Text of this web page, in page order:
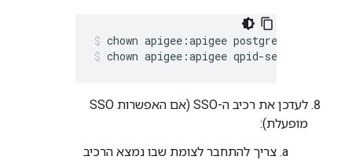
chown apigee:apigee qpid-
לעדכן את רכיב ה-SSO (אם האפשרות SSO
מופעלת):
צריך להתחבר לצומת שבו נמצא הרכיב